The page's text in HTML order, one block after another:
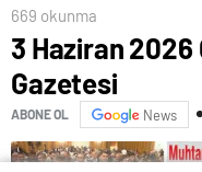
669 okunma
3 Haziran
Gazetesi
ABONE OL News